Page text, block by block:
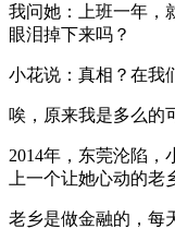
我问她：上班一年，
眼泪掉下来吗？
小花说：真相？在我
唉，原来我是多么的
2014年，东莞沦陷，
上一个让她心动的老
老乡是做金融的，每